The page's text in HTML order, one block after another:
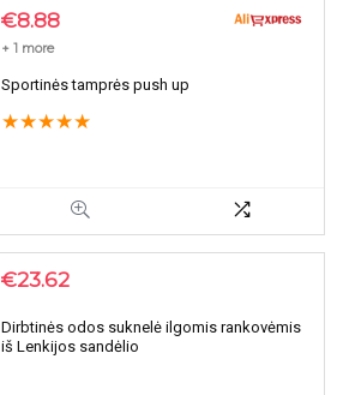
€8.88
+ 1 more
Sportinės tamprės push up
★★★★★
€23.62
Dirbtinės odos suknelė ilgomis rankovėmis
iš Lenkijos sandėlio